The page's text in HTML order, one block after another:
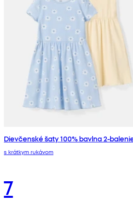
Dievčenské šaty 100% bavlna 2-
s krátkym rukávom
7